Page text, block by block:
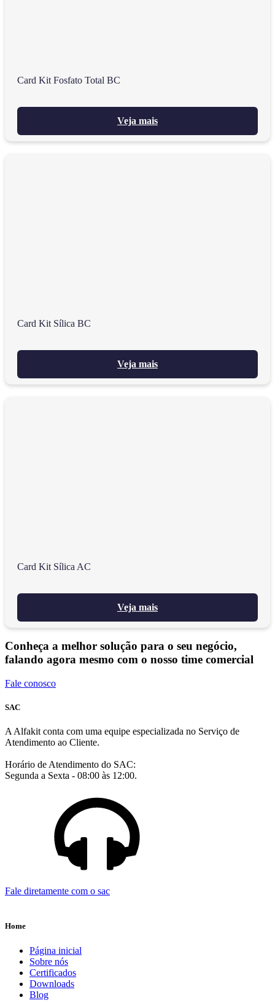
Card Kit Fosfato Total BC
Veja mais
Card Kit Sílica BC
Veja mais
Card Kit Sílica AC
Veja mais
Conheça a melhor solução para o seu negócio,
falando agora mesmo com o nosso time comercial
Fale conosco
SAC
A Alfakit conta com uma equipe especializada no Serviço de
Atendimento ao Cliente.
Horário de Atendimento do SAC:
Segunda a Sexta - 08:00 às 12:00.
Fale diretamente com o sac
Home
Página inicial
Sobre nós
Certificados
Downloads
Blog